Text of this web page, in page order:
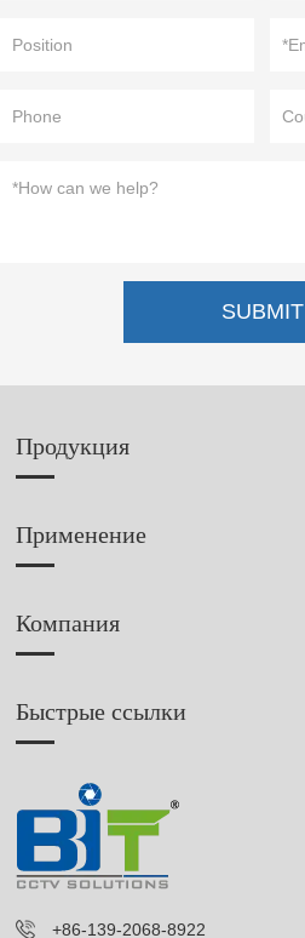
SUBMIT
Продукция
Применение
Компания
Быстрые ссылки
+86-139-2068-8922